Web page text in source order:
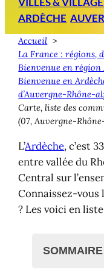
ARDÈCHE
Accueil
La France : régions,
Bienvenue en région
Bienvenue en
d’Auvergne-Rhône-
Carte, liste des
(07, Auvergne-
L’Ardèche, c’est
entre vallée du
Central sur
Connaissez-vous
? Les voici en
SOMMAIRE